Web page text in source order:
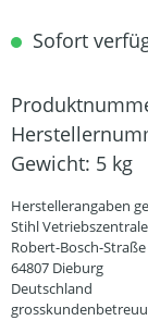
Sofort
Gewicht: 5 kg
Herstellerangaben
Stihl Vetriebszentrale
Robert-Bosch-
64807 Dieburg
Deutschland